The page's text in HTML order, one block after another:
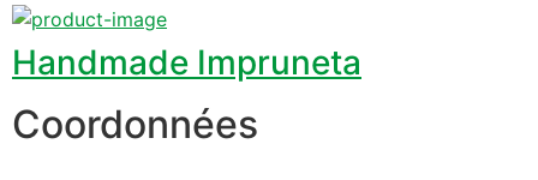
Handmade Impruneta
Coordonnées